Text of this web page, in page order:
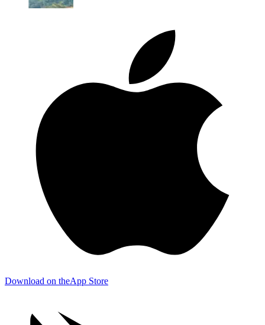
Download on theApp Store